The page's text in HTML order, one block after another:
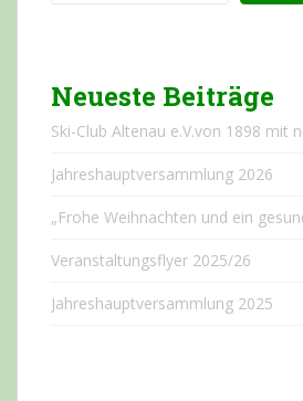
Neueste Beiträge
Ski-Club Altenau e.V.von 1898 mit
Jahreshauptversammlung 2026
„Frohe Weihnachten und ein
Veranstaltungsflyer 2025/26
Jahreshauptversammlung 2025